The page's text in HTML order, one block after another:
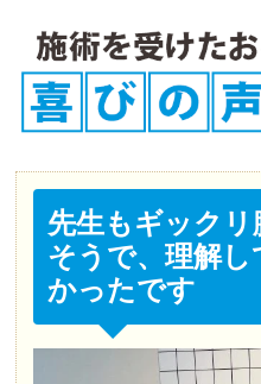
先生もギック
そうで、理解
かったです